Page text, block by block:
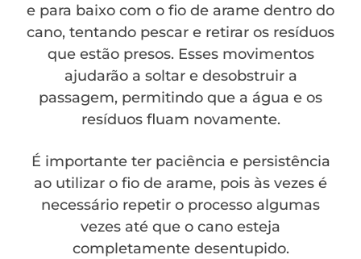
e para baixo com o fio de arame dentro do
cano, tentando pescar e retirar os resíduos
que estão presos. Esses movimentos
ajudarão a soltar e desobstruir a
passagem, permitindo que a água e os
resíduos fluam novamente.
É importante ter paciência e persistência
ao utilizar o fio de arame, pois às vezes é
necessário repetir o processo algumas
vezes até que o cano esteja
completamente desentupido.